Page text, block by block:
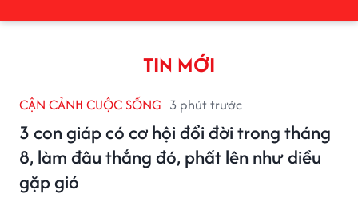
TIN MỚI
CẬN CẢNH CUỘC SỐNG 3 phút trước
3 con giáp có cơ hội đổi đời trong tháng
8, làm đâu thắng đó, phất lên như diều
gặp gió